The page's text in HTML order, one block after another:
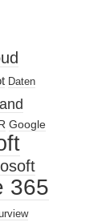
Daten
Google
365